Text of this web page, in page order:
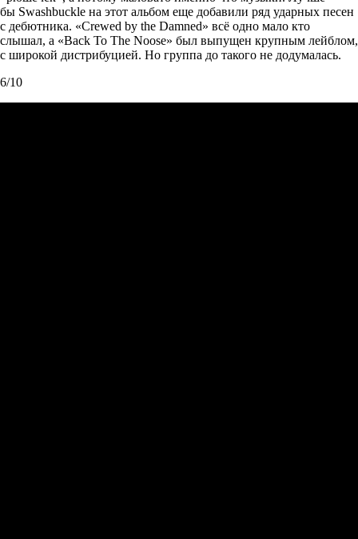
бы Swashbuckle на этот альбом еще добавили ряд ударных песен
с дебютника. «Crewed by the Damned» всё одно мало кто
слышал, а «Back To The Noose» был выпущен крупным лейблом,
с широкой дистрибуцией. Но группа до такого не додумалась.
6/10